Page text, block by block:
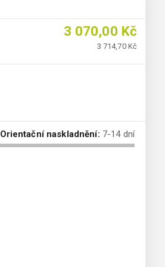
3 070,00 Kč
3 714,70 Kč
Orientační naskladnění: 7-14 dní